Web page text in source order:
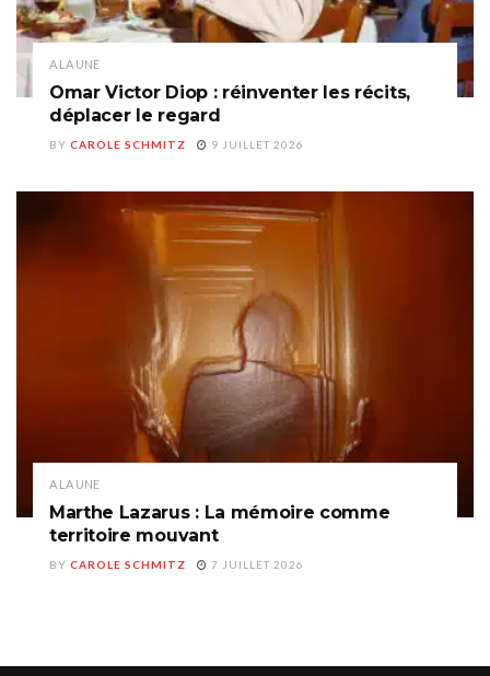
A LA UNE
Omar Victor Diop : réinventer les récits,
déplacer le regard
BY CAROLE SCHMITZ 9 JUILLET 2026
A LA UNE
Marthe Lazarus : La mémoire comme
territoire mouvant
BY CAROLE SCHMITZ 7 JUILLET 2026